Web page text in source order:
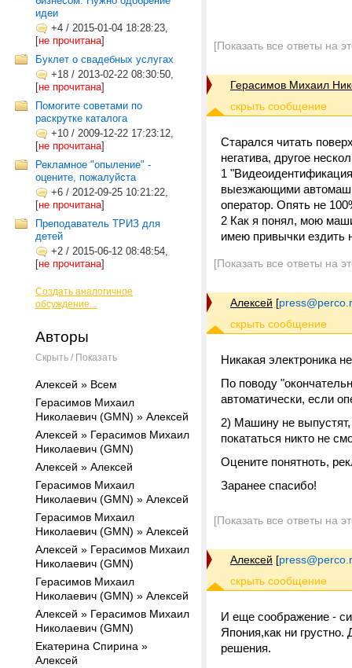
идеи
+4 / 2015-01-04 18:28:23,
[не прочитана]
Буклет о свадебных услугах
+18 / 2013-02-22 08:30:50,
[не прочитана]
Помогите советами по
раскрутке каталога
+10 / 2009-12-22 17:23:12,
[не прочитана]
Рекламное "опыление" -
оцените, пожалуйста
+6 / 2012-09-25 10:21:22,
[не прочитана]
Преподаватель ТРИЗ для
детей
+2 / 2015-06-12 08:48:54,
[не прочитана]
Создать аналогичное
обсуждение...
Авторы
Скрыть / Показать
Алексей » Всем
Герасимов Михаил
Николаевич (GMN) » Алексей
Алексей » Герасимов Михаил
Николаевич (GMN)
Алексей » Алексей
Герасимов Михаил
Николаевич (GMN) » Алексей
Герасимов Михаил
Николаевич (GMN) » Алексей
Алексей » Герасимов Михаил
Николаевич (GMN)
Герасимов Михаил
Николаевич (GMN) » Алексей
Алексей » Герасимов Михаил
Николаевич (GMN)
Екатерина Спирина »
Алексей
[Показать все ответы на
Герасимов Михаил
Старался читать
негатива, другое
1
выезжающими
оператор. Опять не
2 Как я понял, мою
имею привычки ездить
[Показать все ответы на
Алексей [
Никакая электроника
По поводу
автоматически, если
2) Машину не выпустят,
покататься никто не
Оцените понятноть,
Заранее спасибо!
[Показать все ответы на
Алексей [
И еще соображение -
Япония,как ни
решения.